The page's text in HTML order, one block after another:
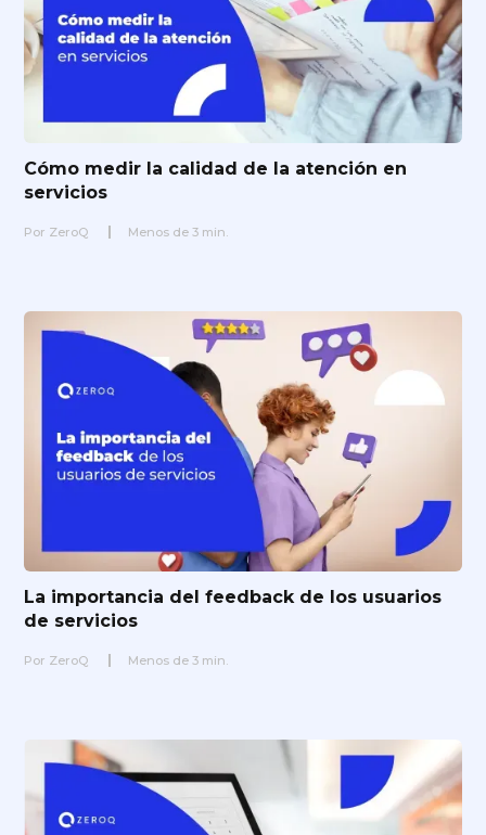
Cómo medir la calidad de la atención en
servicios
Por ZeroQ Menos de 3 min.
La importancia del feedback de los usuarios
de servicios
Por ZeroQ Menos de 3 min.